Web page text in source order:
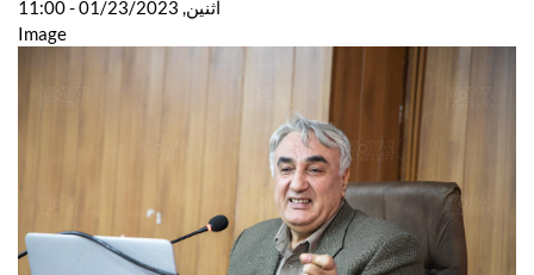
اثنين, 01/23/2023 - 11:00
Image